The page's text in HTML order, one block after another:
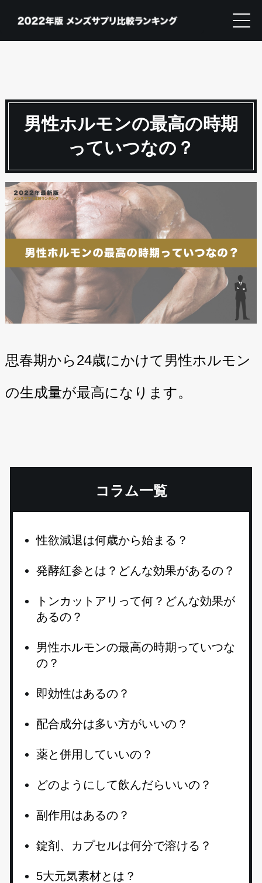
男性ホルモンの最高の時期
っていつなの？
思春期から24歳にかけて男性ホルモン
の生成量が最高になります。
コラム一覧
性欲減退は何歳から始まる？
発酵紅参とは？どんな効果があるの？
トンカットアリって何？どんな効果が
あるの？
男性ホルモンの最高の時期っていつな
の？
即効性はあるの？
配合成分は多い方がいいの？
薬と併用していいの？
どのようにして飲んだらいいの？
副作用はあるの？
錠剤、カプセルは何分で溶ける？
5大元気素材とは？